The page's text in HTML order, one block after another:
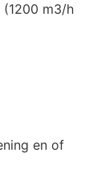
m3/h
en of